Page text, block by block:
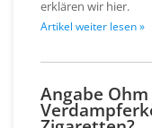
erklären wir hier.
Artikel weiter lesen »
Angabe